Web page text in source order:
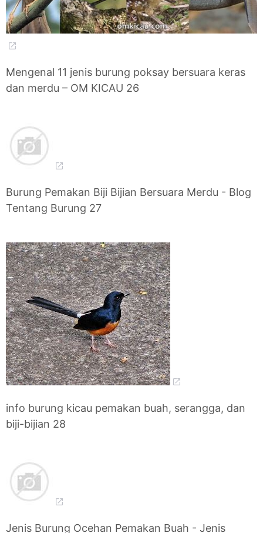
Mengenal 11 jenis burung poksay bersuara keras
dan merdu – OM KICAU 26
Burung Pemakan Biji Bijian Bersuara Merdu - Blog
Tentang Burung 27
info burung kicau pemakan buah, serangga, dan
biji-bijian 28
Jenis Burung Ocehan Pemakan Buah - Jenis